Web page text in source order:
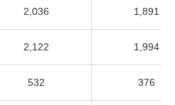
2,036 1,891
2,122 1,994
532 376